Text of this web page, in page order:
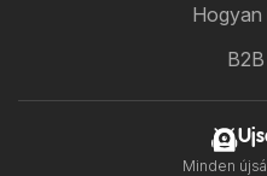
Hogyan
Minden